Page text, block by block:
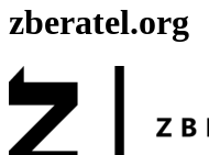
zberatel.org